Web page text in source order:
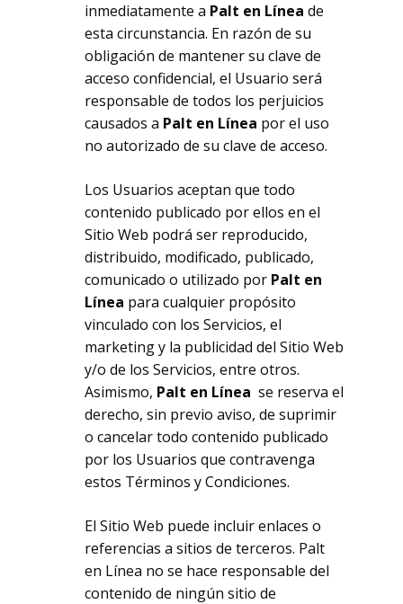
inmediatamente a Palt en Líneade
esta circunstancia. En razón de su
obligación de mantener su clave de
acceso confidencial, el Usuario será
responsable de todos los perjuicios
causados a Palt en Línea por el uso
no autorizado de su clave de acceso.
Los Usuarios aceptan que todo
contenido publicado por ellos en el
Sitio Web podrá ser reproducido,
distribuido, modificado, publicado,
comunicado o utilizado por Palt en
Línea para cualquier propósito
vinculado con los Servicios, el
marketing y la publicidad del Sitio Web
y/o de los Servicios, entre otros.
Asimismo, Palt en Línea se reserva el
derecho, sin previo aviso, de suprimir
o cancelar todo contenido publicado
por los Usuarios que contravenga
estos Términos y Condiciones.
El Sitio Web puede incluir enlaces o
referencias a sitios de terceros. Palt
en Línea no se hace responsable del
contenido de ningún sitio de